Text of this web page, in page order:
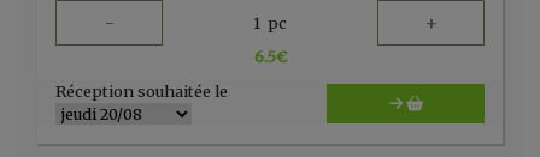
- 1 pc +
6.5€
Réception souhaitée le